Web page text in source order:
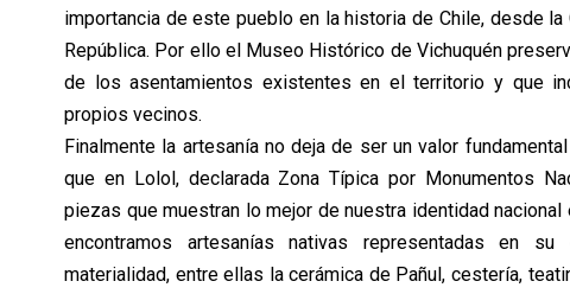
importancia de este pueblo en la historia de Chile, desde
República. Por ello el Museo Histórico de Vichuquén
de los asentamientos existentes en el territorio y que
propios vecinos.
Finalmente la artesanía no deja de ser un valor
que en Lolol, declarada Zona Típica por Monumentos
piezas que muestran lo mejor de nuestra identidad
encontramos artesanías nativas representadas en
materialidad, entre ellas la cerámica de Pañul, cestería,